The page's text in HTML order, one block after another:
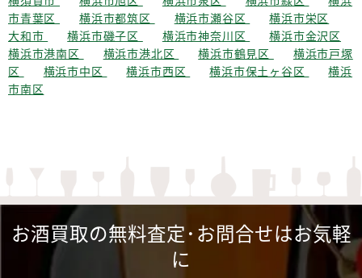
市青葉区
横浜市都筑区 横浜市瀬谷区
横浜市栄区
大和市
横浜市磯子区 横浜市神奈川区
横浜市金沢区
横浜市港南区
横浜市港北区 横浜市鶴見区
横浜市戸塚
区
横浜市中区 横浜市西区 横浜市保土ヶ谷区
横浜
市南区
お酒買取の無料査定･お問合せはお気軽
に